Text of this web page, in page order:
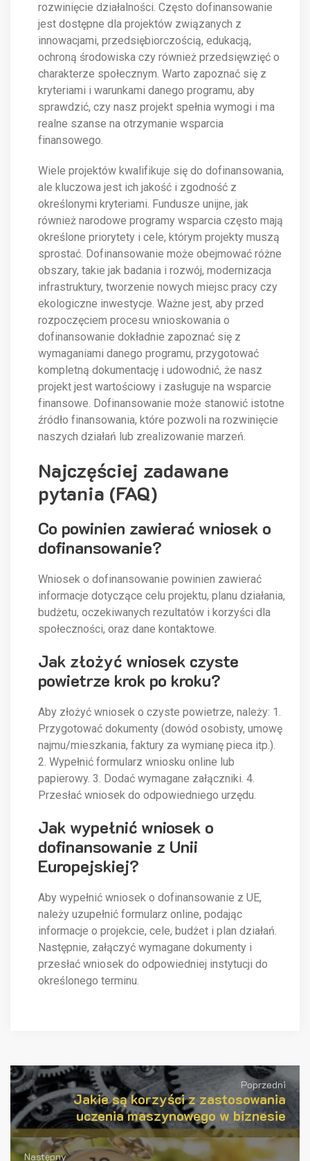
rozwinięcie działalności. Często dofinansowanie
jest dostępne dla projektów związanych z
innowacjami, przedsiębiorczością, edukacją,
ochroną środowiska czy również przedsięwzięć o
charakterze społecznym. Warto zapoznać się z
kryteriami i warunkami danego programu, aby
sprawdzić, czy nasz projekt spełnia wymogi i ma
realne szanse na otrzymanie wsparcia
finansowego.
Wiele projektów kwalifikuje się do dofinansowania,
ale kluczowa jest ich jakość i zgodność z
określonymi kryteriami. Fundusze unijne, jak
również narodowe programy wsparcia często mają
określone priorytety i cele, którym projekty muszą
sprostać. Dofinansowanie może obejmować różne
obszary, takie jak badania i rozwój, modernizacja
infrastruktury, tworzenie nowych miejsc pracy czy
ekologiczne inwestycje. Ważne jest, aby przed
rozpoczęciem procesu wnioskowania o
dofinansowanie dokładnie zapoznać się z
wymaganiami danego programu, przygotować
kompletną dokumentację i udowodnić, że nasz
projekt jest wartościowy i zasługuje na wsparcie
finansowe. Dofinansowanie może stanowić istotne
źródło finansowania, które pozwoli na rozwinięcie
naszych działań lub zrealizowanie marzeń.
Najczęściej zadawane
pytania (FAQ)
Co powinien zawierać wniosek o
dofinansowanie?
Wniosek o dofinansowanie powinien zawierać
informacje dotyczące celu projektu, planu działania,
budżetu, oczekiwanych rezultatów i korzyści dla
społeczności, oraz dane kontaktowe.
Jak złożyć wniosek czyste
powietrze krok po kroku?
Aby złożyć wniosek o czyste powietrze, należy: 1.
Przygotować dokumenty (dowód osobisty, umowę
najmu/mieszkania, faktury za wymianę pieca itp.).
2. Wypełnić formularz wniosku online lub
papierowy. 3. Dodać wymagane załączniki. 4.
Przesłać wniosek do odpowiedniego urzędu.
Jak wypełnić wniosek o
dofinansowanie z Unii
Europejskiej?
Aby wypełnić wniosek o dofinansowanie z UE,
należy uzupełnić formularz online, podając
informacje o projekcie, cele, budżet i plan działań.
Następnie, załączyć wymagane dokumenty i
przesłać wniosek do odpowiedniej instytucji do
określonego terminu.
Poprzedni
Jakie są korzyści z zastosowania
uczenia maszynowego w biznesie
Następny